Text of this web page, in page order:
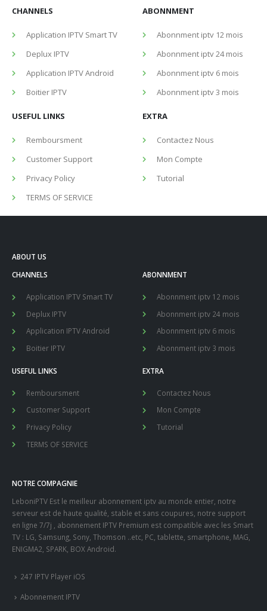
CHANNELS
Application IPTV Smart TV
Deplux IPTV
Application IPTV Android
Boitier IPTV
ABONNMENT
Abonnment iptv 12 mois
Abonnment iptv 24 mois
Abonnment iptv 6 mois
Abonnment iptv 3 mois
USEFUL LINKS
Remboursment
Customer Support
Privacy Policy
TERMS OF SERVICE
EXTRA
Contactez Nous
Mon Compte
Tutorial
ABOUT US
CHANNELS
Application IPTV Smart TV
Deplux IPTV
Application IPTV Android
Boitier IPTV
ABONNMENT
Abonnment iptv 12 mois
Abonnment iptv 24 mois
Abonnment iptv 6 mois
Abonnment iptv 3 mois
USEFUL LINKS
Remboursment
Customer Support
Privacy Policy
TERMS OF SERVICE
EXTRA
Contactez Nous
Mon Compte
Tutorial
NOTRE COMPAGNIE
LeboniPTV Est le meilleur abonnement iptv au monde entier, notre
serveur est de haute qualité, stable et sans coupures, notre support
en ligne 7/7j , abonnement IPTV Premium est compatible avec les Smart
TV : LG, Samsung, Sony, Thomson ..etc, PC, tablette, smartphone, MAG,
ENIGMA2, SPARK, BOX Android.
247 IPTV Player iOS
Abonnement IPTV